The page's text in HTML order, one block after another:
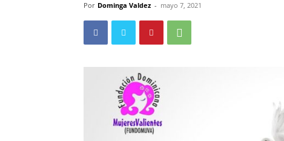
Por Dominga Valdez - mayo 7, 2021